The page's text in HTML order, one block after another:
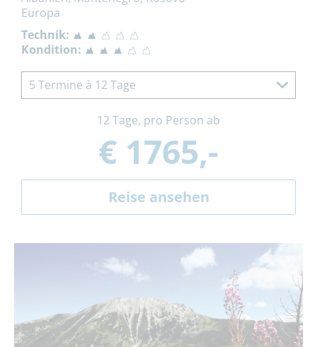
Europa
Technik:
Kondition:
5 Termine à 12 Tage
12 Tage, pro Person ab
€ 1765,-
Reise ansehen